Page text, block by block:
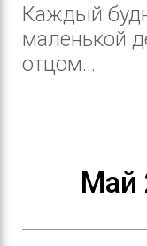
Каждый
маленькой
отцом...
Май